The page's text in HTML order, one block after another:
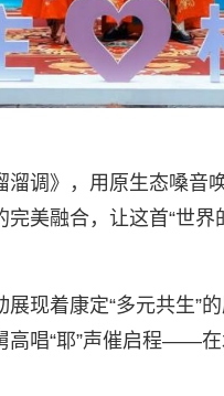
调》，用原生态嗓音
美融合，让这首“世界
现着康定“多元共生”的
唱“耶”声催启程——